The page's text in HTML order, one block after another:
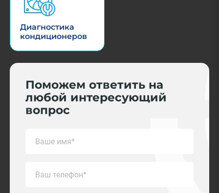
Диагностика
кондиционеров
Поможем ответить на
любой интересующий
вопрос